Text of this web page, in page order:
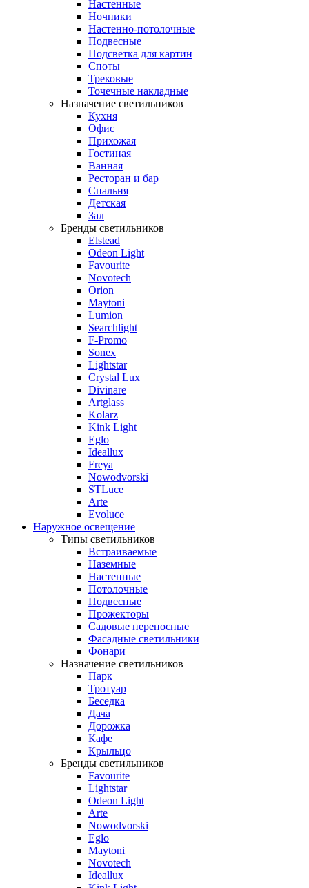
Настенные
Ночники
Настенно-потолочные
Подвесные
Подсветка для картин
Споты
Трековые
Точечные накладные
Назначение светильников
Кухня
Офис
Прихожая
Гостиная
Ванная
Ресторан и бар
Спальня
Детская
Зал
Бренды светильников
Elstead
Odeon Light
Favourite
Novotech
Orion
Maytoni
Lumion
Searchlight
F-Promo
Sonex
Lightstar
Crystal Lux
Divinare
Artglass
Kolarz
Kink Light
Eglo
Ideallux
Freya
Nowodvorski
STLuce
Arte
Evoluce
Наружное освещение
Типы светильников
Встраиваемые
Наземные
Настенные
Потолочные
Подвесные
Прожекторы
Садовые переносные
Фасадные светильники
Фонари
Назначение светильников
Парк
Тротуар
Беседка
Дача
Дорожка
Кафе
Крыльцо
Бренды светильников
Favourite
Lightstar
Odeon Light
Arte
Nowodvorski
Eglo
Maytoni
Novotech
Ideallux